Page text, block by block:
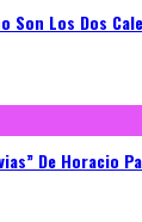
Son Los Dos
De Horacio